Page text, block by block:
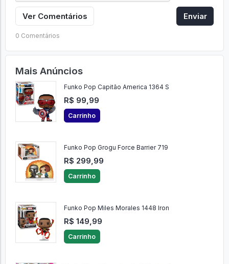
Ver Comentários Enviar
0 Comentários
Mais Anúncios
Funko Pop Capitão America 1364 S
R$ 99,99
Carrinho
Funko Pop Grogu Force Barrier 719
R$ 299,99
Carrinho
Funko Pop Miles Morales 1448 Iron
R$ 149,99
Carrinho